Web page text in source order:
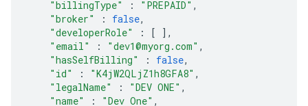
"billingType"
: "PREPAID" ,
"broker"
: false,
"developerRole"
: [
],
"email"
: "dev1@myorg.com" ,
"hasSelfBilling"
: false,
"id"
: "K4jW2QLjZ1h8GFA8" ,
"legalName"
: "DEV ONE" ,
"name"
: "Dev One" ,